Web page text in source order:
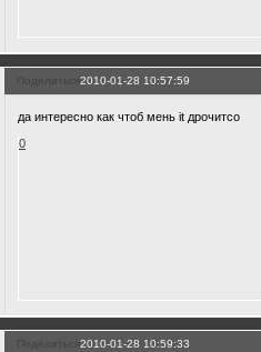
Поделиться2010-01-28 10:57:59
да интересно как чтоб мень it дрочитсо
0
Поделиться2010-01-28 10:59:33